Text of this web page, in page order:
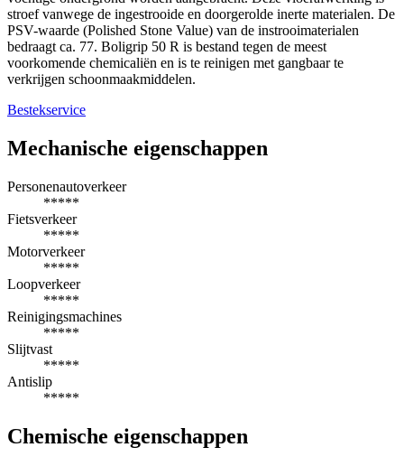
stroef vanwege de ingestrooide en doorgerolde inerte materialen. De
PSV-waarde (Polished Stone Value) van de instrooimaterialen
bedraagt ca. 77. Boligrip 50 R is bestand tegen de meest
voorkomende chemicaliën en is te reinigen met gangbaar te
verkrijgen schoonmaakmiddelen.
Bestekservice
Mechanische eigenschappen
Personenautoverkeer
*****
Fietsverkeer
*****
Motorverkeer
*****
Loopverkeer
*****
Reinigingsmachines
*****
Slijtvast
*****
Antislip
*****
Chemische eigenschappen